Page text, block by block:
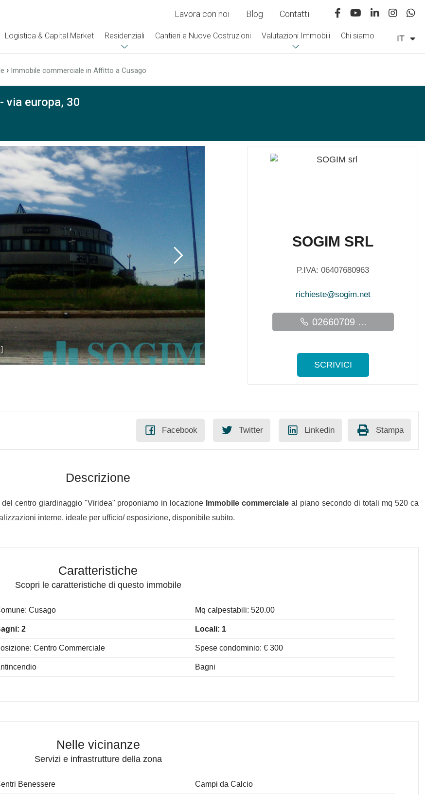
Lavora con noi Blog Contatti
IT
Logistica & Capital Market Residenziali Cantieri e Nuove Costruzioni Valutazioni Immobili Chi siamo
› Immobile commerciale in Affitto a Cusago
via europa, 30
]
SOGIM SRL
P.IVA: 06407680963
richieste@sogim.net
02660709 ...
SCRIVICI
Stampa
Facebook Twitter Linkedin
Descrizione
centro giardinaggio "Viridea" proponiamo in locazione Immobile commerciale al piano secondo di totali mq 520 ca
interne, ideale per ufficio/ esposizione, disponibile subito.
Caratteristiche
Scopri le caratteristiche di questo immobile
Cusago Mq calpestabili: 520.00
2 Locali: 1
Centro Commerciale Spese condominio: € 300
Bagni
Nelle vicinanze
Servizi e infrastrutture della zona
Benessere Campi da Calcio